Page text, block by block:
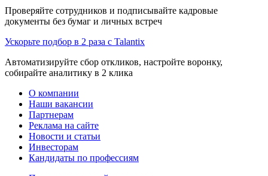
Проверяйте сотрудников и подписывайте кадровые
документы без бумаг и личных встреч
Ускорьте подбор в 2 раза с Talantix
Автоматизируйте сбор откликов, настройте воронку,
собирайте аналитику в 2 клика
О компании
Наши вакансии
Партнерам
Реклама на сайте
Новости и статьи
Инвесторам
Кандидаты по профессиям